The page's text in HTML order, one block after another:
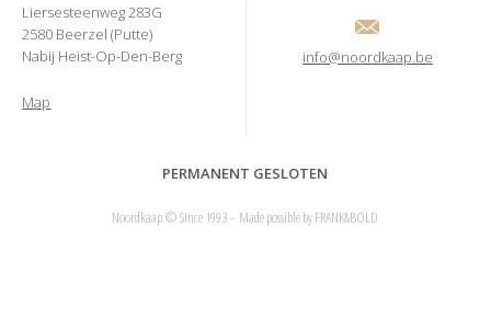
Noordkaap © Since 1993 – Made possible byFRANK&BOLD
PERMANENT GESLOTEN
info@noordkaap.be
Liersesteenweg 283G
2580 Beerzel (Putte)
Nabij Heist-Op-Den-Berg
Map